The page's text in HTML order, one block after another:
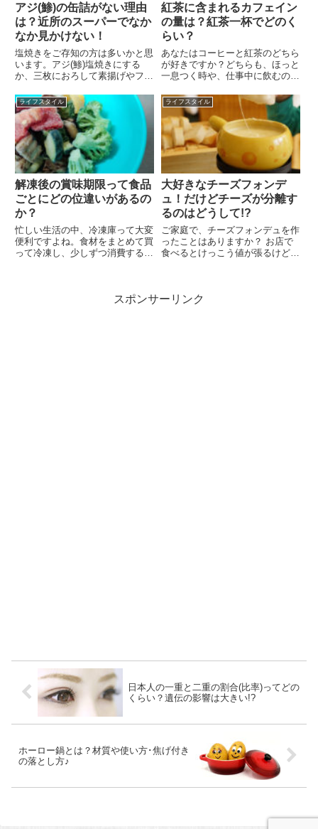
アジ(鯵)の缶詰がない理由
は？近所のスーパーでなか
なか見かけない！
塩焼きをご存知の方は多いかと思
います。アジ(鯵)塩焼きにする
か、三枚におろして素揚げやフラ
卓ではよく見かける食材で、特に
塩焼きはレモンと大根おろしで頂
くと最高のおかずです。でも、ア
ジ(鯵)の缶詰を見かけないと思...
紅茶に含まれるカフェイン
の量は？紅茶一杯でどのく
らい？
あなたはコーヒーと紅茶のどちら
が好きですか？どちらも、ほっと
一息つく時や、仕事中に飲むのに
ないでしょうか？ところで、それ
ぞれどのくらいカフェインが含ま
れているのか、ご存知ですか？特
に妊娠中や授乳中の方は、カフ
ェ...
ライフスタイル
解凍後の賞味期限って食品
ごとにどの位違いがあるの
か？
忙しい生活の中、冷凍庫って大変
便利ですよね。食材をまとめて買
って冷凍し、少しずつ消費すると
になってしまう気がして焦ります
ライフスタイル
大好きなチーズフォンデ
ュ！だけどチーズが分離す
るのはどうして!?
ご家庭で、チーズフォンデュを作
ったことはありますか？ お店で
食べるとけっこう値が張るけど、
も、チーズがザラついてしまった
スポンサーリンク
日本人の一重と二重の割合(比率)ってどの
くらい？遺伝の影響は大きい!?
ホーロー鍋とは？材質や使い方･焦げ付き
の落とし方♪